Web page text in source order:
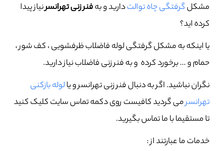
مشکلگرفتگی چاه توالتدارید و بهفنر زنی تهرانسرنیاز پیدا
کرده اید؟
یا اینکه به مشکل گرفتگی لوله فاضلاب ظرفشویی ، کف شور ،
حمام و … برخورد کرده و به فنر زنی فاضلاب نیاز دارید.
نگران نباشید. اگر به دنبال فنر زنی تهرانسر و یالوله بازکنی
تهرانسرمی گردید کافیست روی دکمه تماس سایت کلیک کنید
تا مستقیما با ما تماس بگیرید.
خدمات ما عبارتند از :